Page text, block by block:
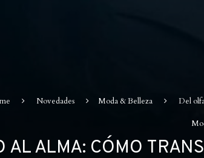
Novedades Moda & Belleza Del
AL ALMA: CÓMO